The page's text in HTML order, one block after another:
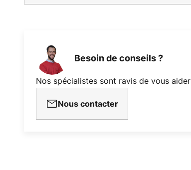
Besoin de conseils ?
Nos spécialistes sont ravis de vous aider
Nous contacter